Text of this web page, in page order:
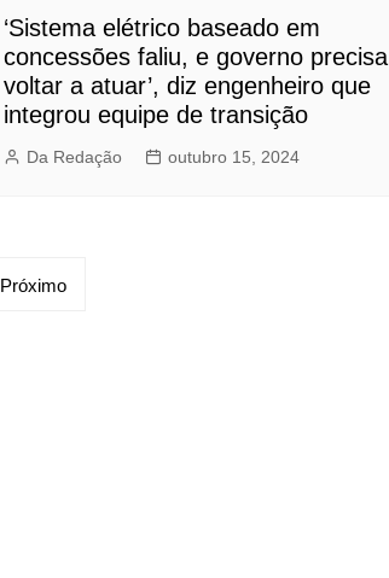
‘Sistema elétrico baseado em
concessões faliu, e governo precisa
voltar a atuar’, diz engenheiro que
integrou equipe de transição
Da Redação outubro 15, 2024
Próximo